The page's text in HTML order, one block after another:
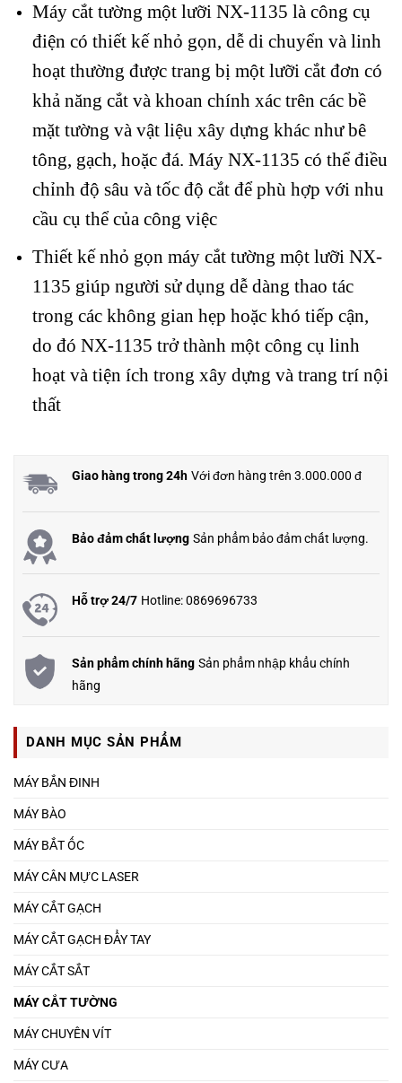
Máy cắt tường một lưỡi NX-1135 là công cụ
điện có thiết kế nhỏ gọn, dễ di chuyển và linh
hoạt thường được trang bị một lưỡi cắt đơn có
khả năng cắt và khoan chính xác trên các bề
mặt tường và vật liệu xây dựng khác như bê
tông, gạch, hoặc đá. Máy NX-1135 có thể điều
chỉnh độ sâu và tốc độ cắt để phù hợp với nhu
cầu cụ thể của công việc
Thiết kế nhỏ gọn máy cắt tường một lưỡi NX-
1135 giúp người sử dụng dễ dàng thao tác
trong các không gian hẹp hoặc khó tiếp cận,
do đó NX-1135 trở thành một công cụ linh
hoạt và tiện ích trong xây dựng và trang trí nội
thất
Giao hàng trong 24h Với đơn hàng trên 3.000.000 đ
Bảo đảm chất lượng Sản phẩm bảo đảm chất lượng.
Hỗ trợ 24/7 Hotline: 0869696733
Sản phẩm chính hãng Sản phẩm nhập khẩu chính
hãng
DANH MỤC SẢN PHẨM
MÁY BẮN ĐINH
MÁY BÀO
MÁY BẮT ỐC
MÁY CÂN MỰC LASER
MÁY CẮT GẠCH
MÁY CẮT GẠCH ĐẨY TAY
MÁY CẮT SẮT
MÁY CẮT TƯỜNG
MÁY CHUYÊN VÍT
MÁY CƯA